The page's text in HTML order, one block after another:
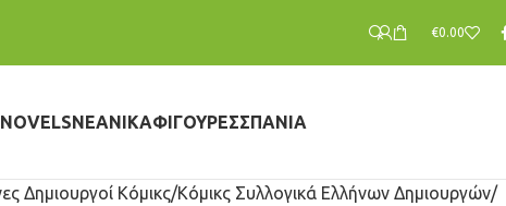
€0.00
ΝΕΑΝΙΚΆΦΙΓΟΎΡΕΣΣΠΆΝΙΑ
Δημιουργοί Κόμικς Κόμικς Συλλογικά Ελλήνων Δημιουργών